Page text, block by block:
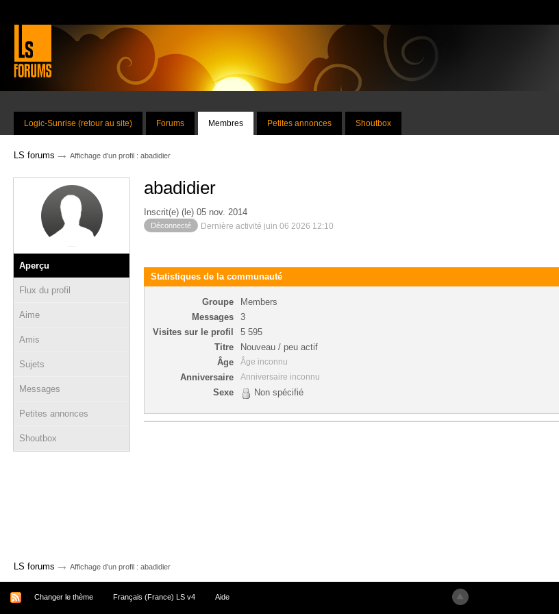
Logic-Sunrise (retour au site) Forums Membres Petites annonces Shoutbox
LS forums → Affichage d'un profil : abadidier
Aperçu
Flux du profil
Aime
Amis
Sujets
Messages
Petites annonces
Shoutbox
abadidier
Inscrit(e) (le) 05 nov. 2014
Déconnecté Dernière activité juin 06 2026 12:10
Statistiques de la communauté
Groupe
Members
Messages
3
Visites sur le profil
5 595
Titre
Nouveau / peu actif
Âge
Âge inconnu
Anniversaire Anniversaire inconnu
Sexe Non spécifié
LS forums → Affichage d'un profil : abadidier
Changer le thème Français (France) LS v4 Aide